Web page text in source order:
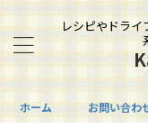
レシピやドライ
ホーム お問い合わ